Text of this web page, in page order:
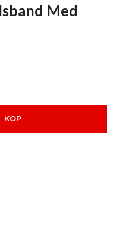
Med
KÖP